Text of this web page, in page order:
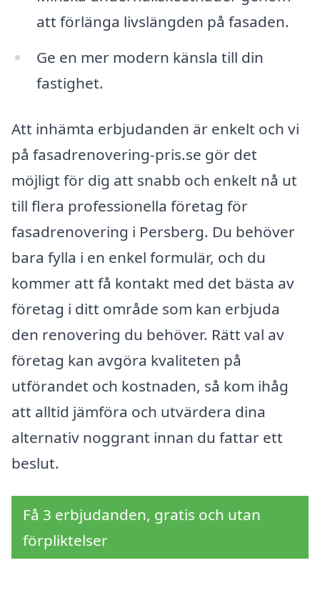
att förlänga livslängden på fasaden.
Ge en mer modern känsla till din
fastighet.
Att inhämta erbjudanden är enkelt och vi
på fasadrenovering-pris.se gör det
möjligt för dig att snabb och enkelt nå ut
till flera professionella företag för
fasadrenovering i Persberg. Du behöver
bara fylla i en enkel formulär, och du
kommer att få kontakt med det bästa av
företag i ditt område som kan erbjuda
den renovering du behöver. Rätt val av
företag kan avgöra kvaliteten på
utförandet och kostnaden, så kom ihåg
att alltid jämföra och utvärdera dina
alternativ noggrant innan du fattar ett
beslut.
Få 3 erbjudanden, gratis och utan
förpliktelser